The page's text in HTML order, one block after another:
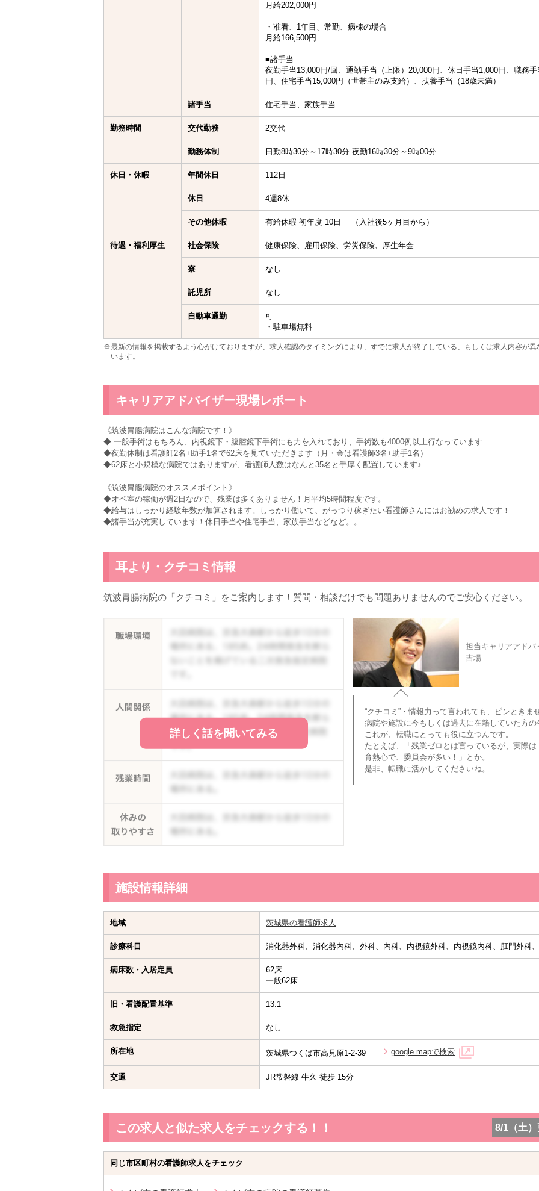
月給202,000円
・准看、1年目、常勤、病棟の場合
月給166,500円
■諸手当
夜勤手当13,000円/回、通勤手当（上限）20,000円、休日手当1,000円、職務
円、住宅手当15,000円（世帯主のみ支給）、扶養手当（18歳未満）
諸手当 住宅手当、家族手当
勤務時間 交代勤務 2交代
勤務体制 日勤8時30分～17時30分 夜勤16時30分～9時00分
休日・休暇 年間休日 112日
休日 4週8休
その他休暇 有給休暇 初年度 10日 （入社後5ヶ月目から）
待遇・福利厚生 社会保険 健康保険、雇用保険、労災保険、厚生年金
寮 なし
託児所 なし
自動車通勤
可
・駐車場無料
※最新の情報を掲載するよう心がけておりますが、求人確認のタイミングにより、すでに求人が終了している、もしくは求人内容が
います。
キャリアアドバイザー現場レポート
《筑波胃腸病院はこんな病院です！》
◆ 一般手術はもちろん、内視鏡下・腹腔鏡下手術にも力を入れており、手術数も4000例以上行なっています
◆夜勤体制は看護師2名+助手1名で62床を見ていただきます（月・金は看護師3名+助手1名）
◆62床と小規模な病院ではありますが、看護師人数はなんと35名と手厚く配置しています♪
《筑波胃腸病院のオススメポイント》
◆オペ室の稼働が週2日なので、残業は多くありません！月平均5時間程度です。
◆給与はしっかり経験年数が加算されます。しっかり働いて、がっつり稼ぎたい看護師さんにはお勧めの求人です！
◆諸手当が充実しています！休日手当や住宅手当、家族手当などなど。。
耳より・クチコミ情報
筑波胃腸病院の「クチコミ」をご案内します！質問・相談だけでも問題ありませんのでご安心ください。
詳しく話を聞いてみる
担当キャリアアドバ
吉場
“クチコミ”・情報力って言われても、ピンときま
病院や施設に今もしくは過去に在籍していた方
これが、転職にとっても役に立つんです。
たとえば、「残業ゼロとは言っているが、実際
育熱心で、委員会が多い！」とか。
是非、転職に活かしてくださいね。
施設情報詳細
地域 茨城県の看護師求人
診療科目 消化器外科、消化器内科、外科、内科、内視鏡外科、内視鏡内科、肛門外科
病床数・入居定員
62床
一般62床
旧・看護配置基準 13:1
救急指定 なし
所在地 茨城県つくば市高見原1-2-39 google mapで検索
交通 JR常磐線 牛久 徒歩 15分
この求人と似た求人をチェックする！！ 8/1（土
同じ市区町村の看護師求人をチェック